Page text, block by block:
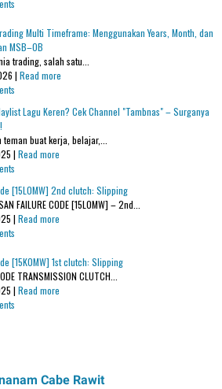
Multi Timeframe: Menggunakan Years, Month, dan
MSB–OB
trading, salah satu...
| Read more
Lagu Keren? Cek Channel "Tambnas" – Surganya
buat kerja, belajar,...
| Read more
[15L0MW] 2nd clutch: Slipping
FAILURE CODE [15L0MW] – 2nd...
| Read more
[15K0MW] 1st clutch: Slipping
TRANSMISSION CLUTCH...
| Read more
Cabe Rawit